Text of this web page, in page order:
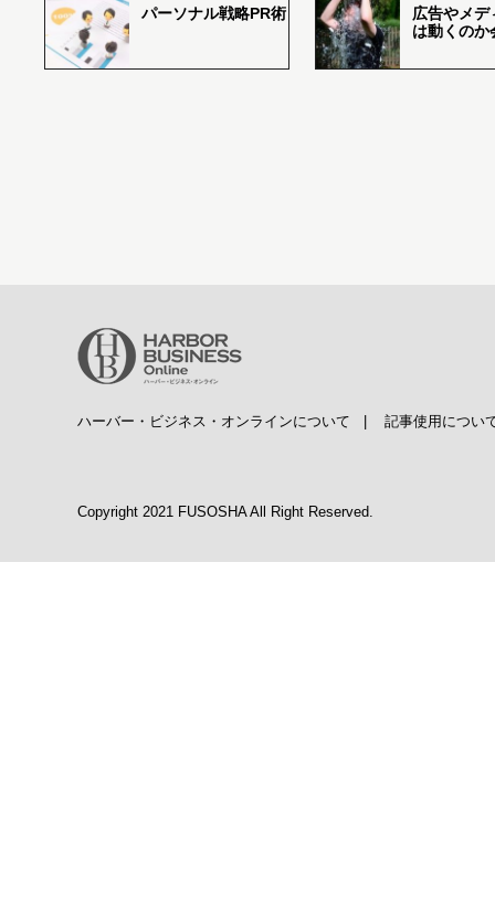
パーソナル戦略PR術
広告やメデ
は動くのか
ハーバー・ビジネス・オンラインについて 記事使用につい
Copyright 2021 FUSOSHA All Right Reserved.